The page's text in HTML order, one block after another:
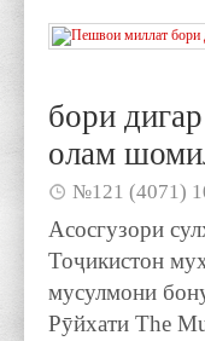
бори
олам
№121 (4071)
Асосгузори
Тоҷикистон
мусулмони
Рӯйхати The